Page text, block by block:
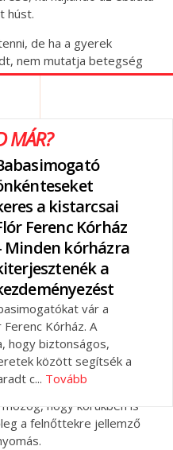
húst.
de ha a gyerek
nem mutatja betegség
nem éhes, és hagyjuk
is előfordul, hogy
képest. Ám attól még
egy-egy ebédet.
hogy játszmázást csinálunk
mert a gyerek
mi Achilles-sarkunk.
esetben pedig
zavaroknak
ruházzuk fel
GYEREK, MINT
két évtized alatt
az elhízott
hogy körükben is
a felnőttekre jellemző
MÁR?
a kistarcsai
Ferenc Kórház
Minden kórházra
a
vár a
Kórház. A
hogy biztonságos,
között segítsék a
c... Tovább